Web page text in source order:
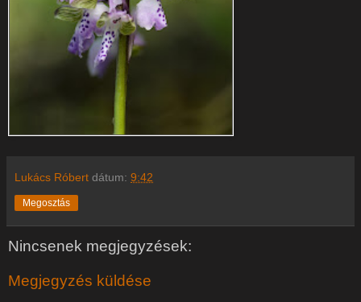
Lukács Róbert dátum: 9:42
Megosztás
Nincsenek megjegyzések:
Megjegyzés küldése